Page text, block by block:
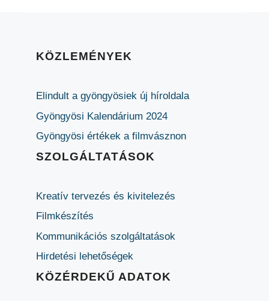
KÖZLEMÉNYEK
Elindult a gyöngyösiek új híroldala
Gyöngyösi Kalendárium 2024
Gyöngyösi értékek a filmvásznon
SZOLGÁLTATÁSOK
Kreatív tervezés és kivitelezés
Filmkészítés
Kommunikációs szolgáltatások
Hirdetési lehetőségek
KÖZÉRDEKŰ ADATOK